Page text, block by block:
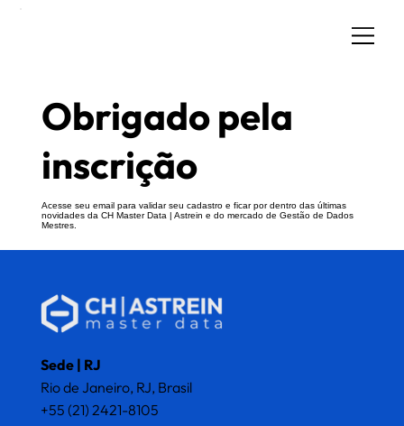
Obrigado pela
inscrição
Acesse seu email para validar seu cadastro e ficar por dentro das últimas
novidades da CH Master Data | Astrein e do mercado de Gestão de Dados
Mestres.
O que os clientes
falam sobre a CH
Fique por dentro
da CH
Sede | RJ
Rio de Janeiro, RJ, Brasil
+55 (21) 2421-8105